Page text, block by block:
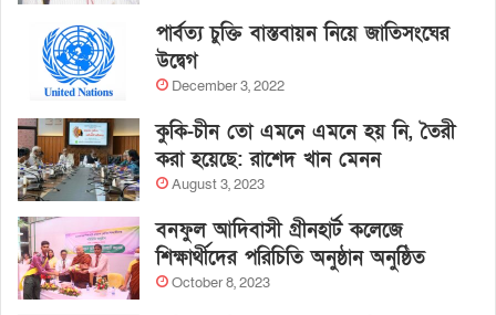
পার্বত্য চুক্তি বাস্তবায়ন নিয়ে জাতিসংঘের
উদ্বেগ
December 3, 2022
কুকি-চীন তো এমনে এমনে হয় নি, তৈরী
করা হয়েছে: রাশেদ খান মেনন
August 3, 2023
বনফুল আদিবাসী গ্রীনহার্ট কলেজে
শিক্ষার্থীদের পরিচিতি অনুষ্ঠান অনুষ্ঠিত
October 8, 2023